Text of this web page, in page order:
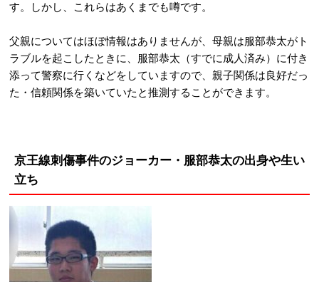
す。しかし、これらはあくまでも噂です。
父親についてはほぼ情報はありませんが、母親は服部恭太がト
ラブルを起こしたときに、服部恭太（すでに成人済み）に付き
添って警察に行くなどをしていますので、親子関係は良好だっ
た・信頼関係を築いていたと推測することができます。
京王線刺傷事件のジョーカー・服部恭太の出身や生い
立ち